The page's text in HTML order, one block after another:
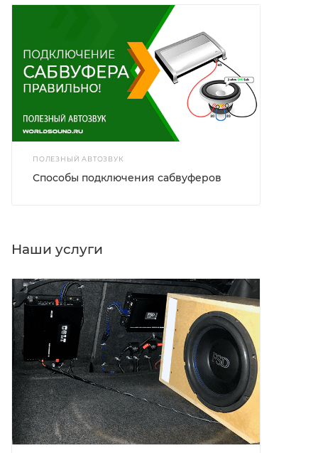
ПОЛЕЗНЫЙ АВТОЗВУК
Способы подключения сабвуферов
Наши услуги